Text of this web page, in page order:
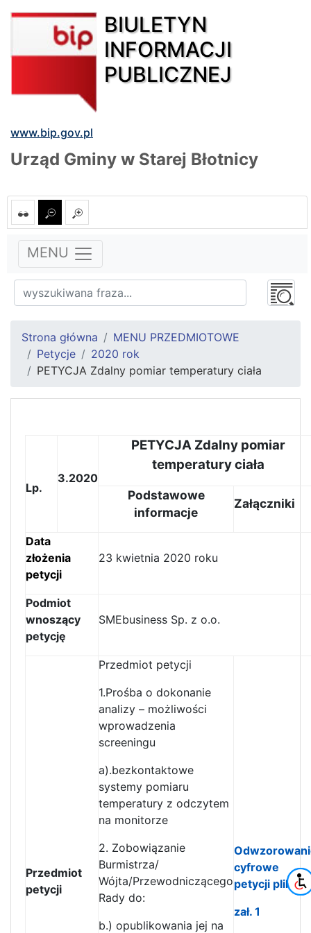
BIULETYN
INFORMACJI
PUBLICZNEJ
www.bip.gov.pl
Urząd Gminy w Starej Błotnicy
MENU
Strona główna
MENU PRZEDMIOTOWE
Petycje
2020 rok
PETYCJA Zdalny pomiar temperatury ciała
Lp.
3.2020
PETYCJA Zdalny pomiar
temperatury ciała
Podstawowe
informacje
Załączniki
Data
złożenia
petycji
23 kwietnia 2020 roku
Podmiot
wnoszący
petycję
SMEbusiness Sp. z o.o.
Przedmiot
petycji
Przedmiot petycji
1.Prośba o dokonanie
analizy – możliwości
wprowadzenia
screeningu
a).bezkontaktowe
systemy pomiaru
temperatury z odczytem
na monitorze
2. Zobowiązanie
Burmistrza/
Wójta/Przewodniczącego
Rady do:
b.) opublikowania jej na
cyfrowe
petycji plik
zał. 1